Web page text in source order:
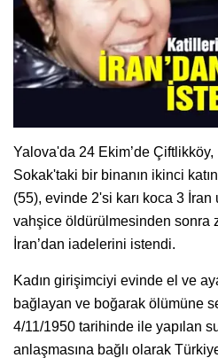
Yalova'da 24 Ekim’de
Sokak'taki bir binanın ikinci
(55), evinde 2'si karı koca 3 İran
vahşice öldürülmesinden sonra
İran’dan iadelerini istendi.
Kadın girişimciyi evinde el ve
bağlayan ve boğarak ölümüne
4/11/1950 tarihinde ile yapılan
anlaşmasına bağlı olarak